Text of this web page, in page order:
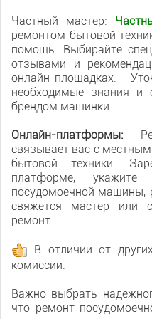
Частный мастер:
ремонтом бытовой
помощь. Выбирайте
отзывами и
онлайн-площадках.
необходимые знания
брендом машинки.
Онлайн-платформы:
связывает вас с
бытовой техники.
платформе,
посудомоечной машины,
свяжется мастер или
ремонт.
В отличии от
комиссии.
Важно выбрать
что ремонт